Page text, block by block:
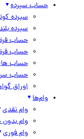
حساب سپرده
سپرده
سپرده
حساب
حساب
حساب
حساب
اوراق
وام‌ها
وام نقدی
وام
وام فوری